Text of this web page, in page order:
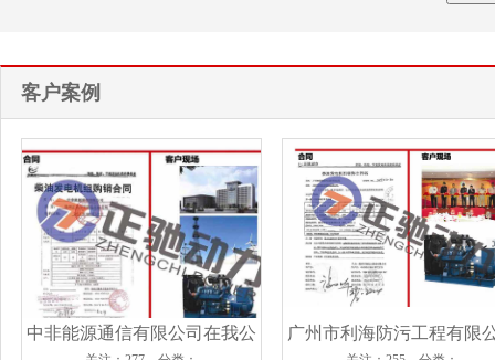
客户案例
中非能源通信有限公司在我公
广州市利海防污工程有限